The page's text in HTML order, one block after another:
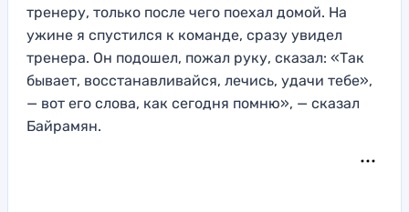
тренеру, только после чего поехал домой. На
ужине я спустился к команде, сразу увидел
тренера. Он подошел, пожал руку, сказал: «Так
бывает, восстанавливайся, лечись, удачи тебе»,
— вот его слова, как сегодня помню», — сказал
Байрамян.